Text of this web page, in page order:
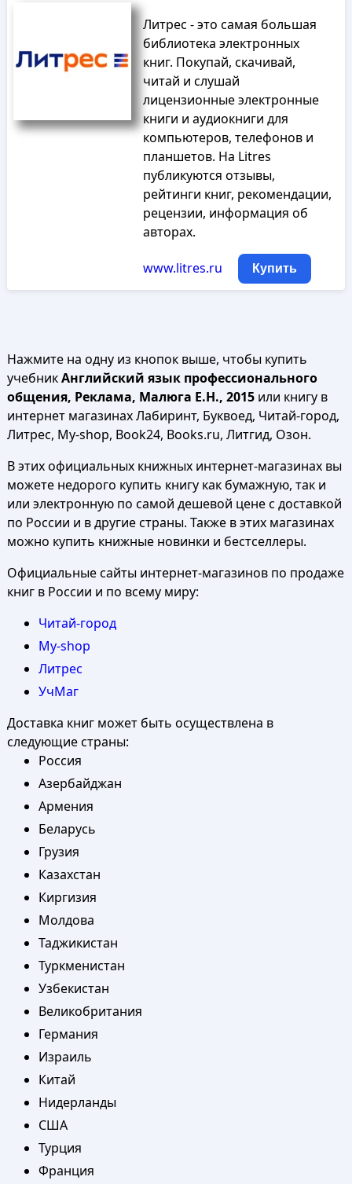
Литрес - это самая большая
библиотека электронных
книг. Покупай, скачивай,
читай и слушай
лицензионные электронные
книги и аудиокниги для
компьютеров, телефонов и
планшетов. На Litres
публикуются отзывы,
рейтинги книг, рекомендации,
рецензии, информация об
авторах.
www.litres.ru Купить
Нажмите на одну из кнопок выше, чтобы купить
учебникАнглийский язык профессионального
общения, Реклама, Малюга Е.Н., 2015или книгу в
интернет магазинах Лабиринт, Буквоед, Читай-город,
Литрес, My-shop, Book24, Books.ru, Литгид, Озон.
В этих официальных книжных интернет-магазинах вы
можете недорого купить книгу как бумажную, так и
или электронную по самой дешевой цене с доставкой
по России и в другие страны. Также в этих магазинах
можно купить книжные новинки и бестселлеры.
Официальные сайты интернет-магазинов по продаже
книг в России и по всему миру:
Читай-город
My-shop
Литрес
УчМаг
Доставка книг может быть осуществлена в
следующие страны:
Россия
Азербайджан
Армения
Беларусь
Грузия
Казахстан
Киргизия
Молдова
Таджикистан
Туркменистан
Узбекистан
Великобритания
Германия
Израиль
Китай
Нидерланды
США
Турция
Франция